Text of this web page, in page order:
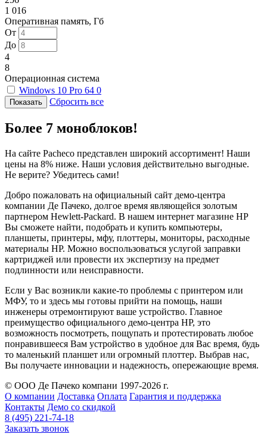
1 016
Оперативная память, Гб
От
До
4
8
Операционная система
Windows 10 Pro 64 0
Сбросить все
Более 7 моноблоков!
На сайте Pacheco представлен широкий ассортимент! Наши
цены на 8% ниже. Наши условия действительно выгодные.
Не верите? Убедитесь сами!
Добро пожаловать на официальный сайт демо-центра
компании Де Пачеко, долгое время являющейся золотым
партнером Hewlett-Packard. В нашем интернет магазине HP
Вы сможете найти, подобрать и купить компьютеры,
планшеты, принтеры, мфу, плоттеры, мониторы, расходные
материалы HP. Можно воспользоваться услугой заправки
картриджей или провести их экспертизу на предмет
подлинности или неисправности.
Если у Вас возникли какие-то проблемы с принтером или
МФУ, то и здесь мы готовы прийти на помощь, наши
инженеры отремонтируют ваше устройство. Главное
преимущество официального демо-центра HP, это
возможность посмотреть, пощупать и протестировать любое
понравившееся Вам устройство в удобное для Вас время, будь
то маленький планшет или огромный плоттер. Выбрав нас,
Вы получаете инновации и надежность, опережающие время.
© ООО Де Пачеко компани 1997-2026 г.
О компании Доставка Оплата Гарантия и поддержка
Контакты Демо со скидкой
8 (495) 221-74-18
Заказать звонок